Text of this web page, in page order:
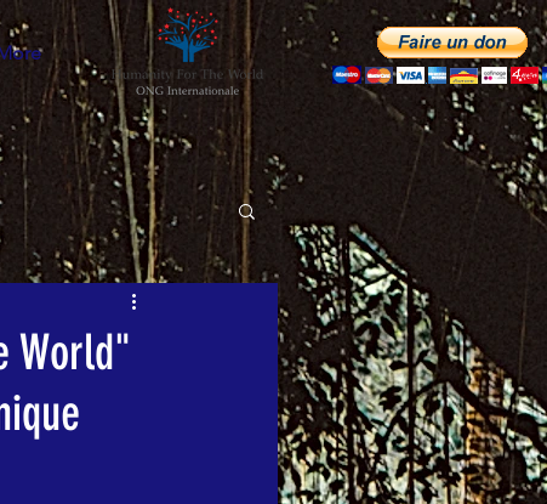
World"